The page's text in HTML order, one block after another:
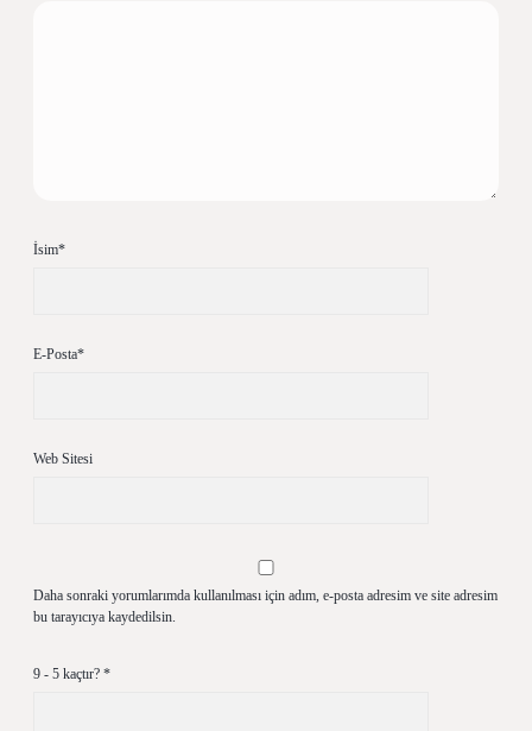
İsim*
E-Posta*
Web Sitesi
Daha sonraki yorumlarımda kullanılması için adım, e-posta adresim ve site adresim
bu tarayıcıya kaydedilsin.
9 - 5 kaçtır? *